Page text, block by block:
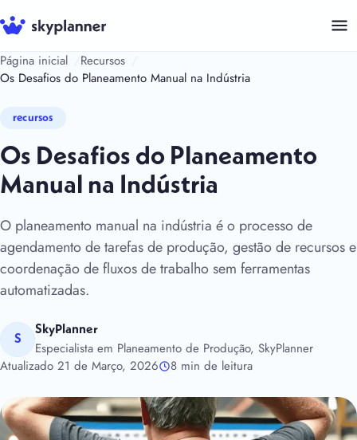
Saltar
para
o
conteúdo
Página inicial
Recursos
Os Desafios do Planeamento Manual na Indústria
recursos
Os Desafios do Planeamento
Manual na Indústria
O planeamento manual na indústria é o processo de
agendamento de tarefas de produção, gestão de recursos e
coordenação de fluxos de trabalho sem ferramentas
automatizadas.
S
SkyPlanner
Especialista em Planeamento de Produção, SkyPlanner
Atualizado 21 de Março, 2026
8 min de leitura